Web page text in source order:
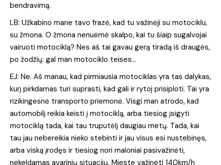
bendravimą.
LB: Užkabino mane tavo frazė, kad tu važinėji su motociklu,
su žmona. O žmona nenuėmė skalpo, kai tu šiaip sugalvojai
vairuoti motociklą? Nes aš tai gavau gerą tiradą iš draugės,
po žodžių: gal man motociklo teises…
EJ: Ne. Aš manau, kad pirmiausia motociklas yra tas dalykas,
kurį pirkdamas turi suprasti, kad gali ir rytoj prisiploti. Tai yra
rizikingesnė transporto priemonė. Visgi man atrodo, kad
automobilį reikia keisti į motociklą, arba tiesiog įsigyti
motociklą tada, kai tau truputėlį daugiau metų. Tada, kai
tau jau nebereikia nieko stebinti ir jau visus esi nustebinęs,
arba viską įrodęs ir tiesiog nori maloniai pasivažinėti,
nekeldamas avarinių situacijų. Mieste važinėti 140km/h